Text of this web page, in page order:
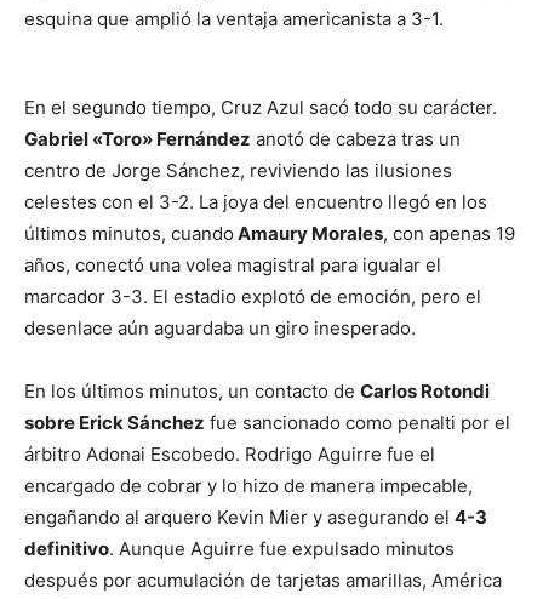
esquina que amplió la ventaja americanista a 3-1.
En el segundo tiempo, Cruz Azul sacó todo su carácter.
Gabriel «Toro» Fernández anotó de cabeza tras un
centro de Jorge Sánchez, reviviendo las ilusiones
celestes con el 3-2. La joya del encuentro llegó en los
últimos minutos, cuando Amaury Morales, con apenas 19
años, conectó una volea magistral para igualar el
marcador 3-3. El estadio explotó de emoción, pero el
desenlace aún aguardaba un giro inesperado.
En los últimos minutos, un contacto de Carlos Rotondi
sobre Erick Sánchez fue sancionado como penalti por el
árbitro Adonai Escobedo. Rodrigo Aguirre fue el
encargado de cobrar y lo hizo de manera impecable,
engañando al arquero Kevin Mier y asegurando el 4-3
definitivo. Aunque Aguirre fue expulsado minutos
después por acumulación de tarjetas amarillas, América